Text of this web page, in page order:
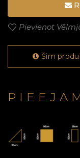
Pievienot
Šim